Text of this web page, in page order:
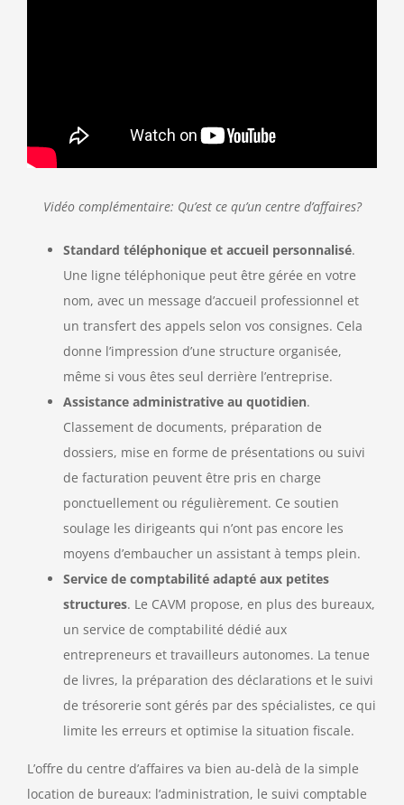
Vidéo complémentaire: Qu’est ce qu’un centre d’affaires?
Standard téléphonique et accueil personnalisé.
Une ligne téléphonique peut être gérée en votre
nom, avec un message d’accueil professionnel et
un transfert des appels selon vos consignes. Cela
donne l’impression d’une structure organisée,
même si vous êtes seul derrière l’entreprise.
Assistance administrative au quotidien.
Classement de documents, préparation de
dossiers, mise en forme de présentations ou suivi
de facturation peuvent être pris en charge
ponctuellement ou régulièrement. Ce soutien
soulage les dirigeants qui n’ont pas encore les
moyens d’embaucher un assistant à temps plein.
Service de comptabilité adapté aux petites
structures. Le CAVM propose, en plus des bureaux,
un service de comptabilité dédié aux
entrepreneurs et travailleurs autonomes. La tenue
de livres, la préparation des déclarations et le suivi
de trésorerie sont gérés par des spécialistes, ce qui
limite les erreurs et optimise la situation fiscale.
L’offre du centre d’affaires va bien au-delà de la simple
location de bureaux: l’administration, le suivi comptable